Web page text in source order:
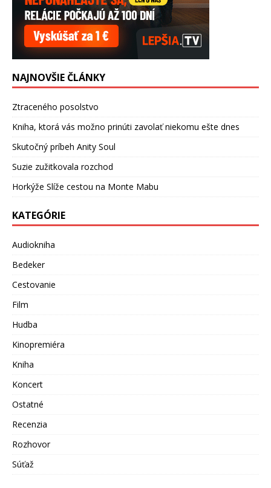
NAJNOVŠIE ČLÁNKY
Ztraceného posolstvo
Kniha, ktorá vás možno prinúti zavolať niekomu ešte dnes
Skutočný príbeh Anity Soul
Suzie zužitkovala rozchod
Horkýže Slíže cestou na Monte Mabu
KATEGÓRIE
Audiokniha
Bedeker
Cestovanie
Film
Hudba
Kinopremiéra
Kniha
Koncert
Ostatné
Recenzia
Rozhovor
Súťaž